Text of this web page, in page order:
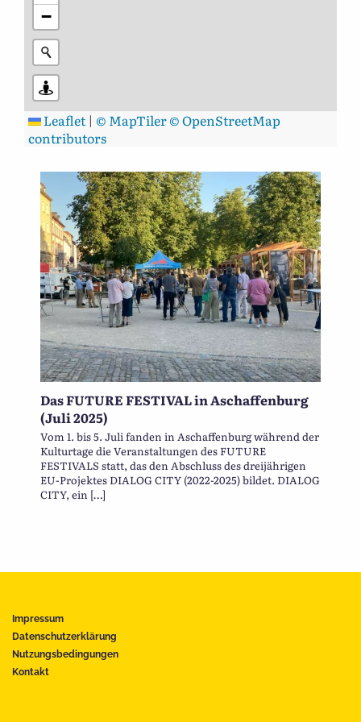
−
Leaflet | © MapTiler© OpenStreetMap
contributors
Das FUTURE FESTIVAL in Aschaffenburg
(Juli 2025)
Vom 1. bis 5. Juli fanden in Aschaffenburg während der
Kulturtage die Veranstaltungen des FUTURE
FESTIVALS statt, das den Abschluss des dreijährigen
EU-Projektes DIALOG CITY (2022-2025) bildet. DIALOG
CITY, ein […]
Impressum
Datenschutzerklärung
Nutzungsbedingungen
Kontakt